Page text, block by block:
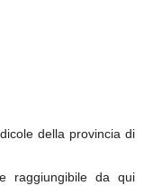
della provincia di
raggiungibile da qui